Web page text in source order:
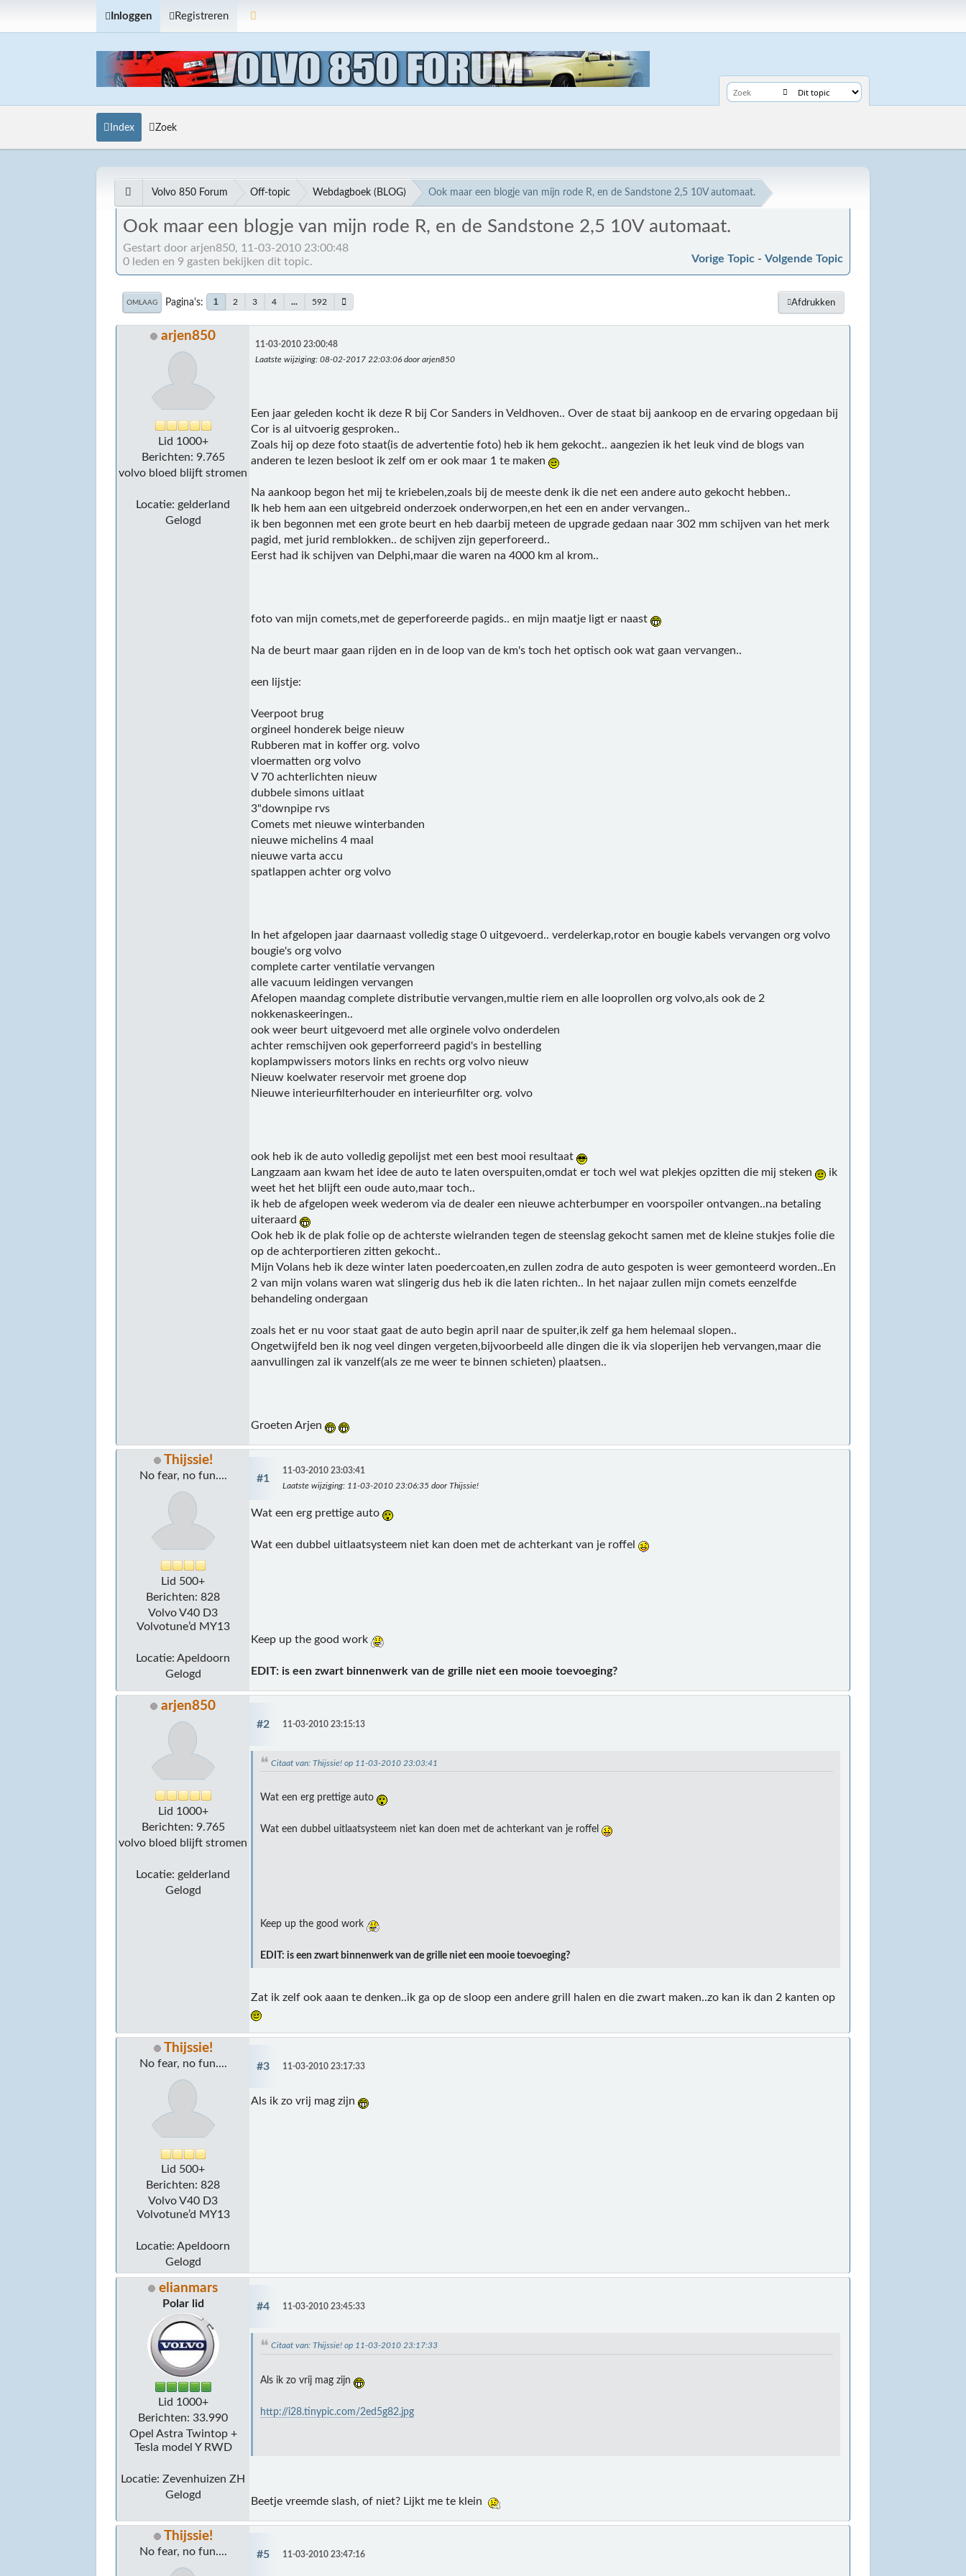
Inloggen Registreren
Index Zoek
Volvo 850 Forum Off-topic Webdagboek (BLOG) Ook maar een blogje van mijn rode R, en de Sandstone 2,5 10V automaat.
Ook maar een blogje van mijn rode R, en de Sandstone 2,5 10V automaat.
Gestart door arjen850, 11-03-2010 23:00:48
Vorige Topic- Volgende Topic
0 leden en 9 gasten bekijken dit topic.
Afdrukken
OMLAAG Pagina's 1 2 3 4 ... 592
arjen850
Lid 1000+
Berichten: 9.765
volvo bloed blijft stromen
Locatie: gelderland
Gelogd
11-03-2010 23:00:48
Laatste wijziging: 08-02-2017 22:03:06 door arjen850
Een jaar geleden kocht ik deze R bij Cor Sanders in Veldhoven.. Over de staat bij aankoop en de ervaring opgedaan bij
Cor is al uitvoerig gesproken..
Zoals hij op deze foto staat(is de advertentie foto) heb ik hem gekocht.. aangezien ik het leuk vind de blogs van
anderen te lezen besloot ik zelf om er ook maar 1 te maken
Na aankoop begon het mij te kriebelen,zoals bij de meeste denk ik die net een andere auto gekocht hebben..
Ik heb hem aan een uitgebreid onderzoek onderworpen,en het een en ander vervangen..
ik ben begonnen met een grote beurt en heb daarbij meteen de upgrade gedaan naar 302 mm schijven van het merk
pagid, met jurid remblokken.. de schijven zijn geperforeerd..
Eerst had ik schijven van Delphi,maar die waren na 4000 km al krom..
foto van mijn comets,met de geperforeerde pagids.. en mijn maatje ligt er naast
Na de beurt maar gaan rijden en in de loop van de km's toch het optisch ook wat gaan vervangen..
een lijstje:
Veerpoot brug
orgineel honderek beige nieuw
Rubberen mat in koffer org. volvo
vloermatten org volvo
V 70 achterlichten nieuw
dubbele simons uitlaat
3"downpipe rvs
Comets met nieuwe winterbanden
nieuwe michelins 4 maal
nieuwe varta accu
spatlappen achter org volvo
In het afgelopen jaar daarnaast volledig stage 0 uitgevoerd.. verdelerkap,rotor en bougie kabels vervangen org volvo
bougie's org volvo
complete carter ventilatie vervangen
alle vacuum leidingen vervangen
Afelopen maandag complete distributie vervangen,multie riem en alle looprollen org volvo,als ook de 2
nokkenaskeeringen..
ook weer beurt uitgevoerd met alle orginele volvo onderdelen
achter remschijven ook geperforreerd pagid's in bestelling
koplampwissers motors links en rechts org volvo nieuw
Nieuw koelwater reservoir met groene dop
Nieuwe interieurfilterhouder en interieurfilter org. volvo
ook heb ik de auto volledig gepolijst met een best mooi resultaat
Langzaam aan kwam het idee de auto te laten overspuiten,omdat er toch wel wat plekjes opzitten die mij steken
ik
weet het het blijft een oude auto,maar toch..
ik heb de afgelopen week wederom via de dealer een nieuwe achterbumper en voorspoiler ontvangen..na betaling
uiteraard
Ook heb ik de plak folie op de achterste wielranden tegen de steenslag gekocht samen met de kleine stukjes folie die
op de achterportieren zitten gekocht..
Mijn Volans heb ik deze winter laten poedercoaten,en zullen zodra de auto gespoten is weer gemonteerd worden..En
2 van mijn volans waren wat slingerig dus heb ik die laten richten.. In het najaar zullen mijn comets eenzelfde
behandeling ondergaan
zoals het er nu voor staat gaat de auto begin april naar de spuiter,ik zelf ga hem helemaal slopen..
Ongetwijfeld ben ik nog veel dingen vergeten,bijvoorbeeld alle dingen die ik via sloperijen heb vervangen,maar die
aanvullingen zal ik vanzelf(als ze me weer te binnen schieten) plaatsen..
Groeten Arjen
Thijssie!
No fear, no fun....
Lid 500+
Berichten: 828
Volvo V40 D3
Volvotune’d MY13
Locatie: Apeldoorn
Gelogd
#1
11-03-2010 23:03:41
Laatste wijziging: 11-03-2010 23:06:35 door Thijssie!
Wat een erg prettige auto
Wat een dubbel uitlaatsysteem niet kan doen met de achterkant van je roffel
Keep up the good work
EDIT: is een zwart binnenwerk van de grille niet een mooie toevoeging?
arjen850
Lid 1000+
Berichten: 9.765
volvo bloed blijft stromen
Locatie: gelderland
Gelogd
#2 11-03-2010 23:15:13
Citaat van: Thijssie! op 11-03-2010 23:03:41
Wat een erg prettige auto
Wat een dubbel uitlaatsysteem niet kan doen met de achterkant van je roffel
Keep up the good work
EDIT: is een zwart binnenwerk van de grille niet een mooie toevoeging?
Zat ik zelf ook aaan te denken..ik ga op de sloop een andere grill halen en die zwart maken..zo kan ik dan 2 kanten op
Thijssie!
No fear, no fun....
Lid 500+
Berichten: 828
Volvo V40 D3
Volvotune’d MY13
Locatie: Apeldoorn
Gelogd
#3 11-03-2010 23:17:33
Als ik zo vrij mag zijn
elianmars
Polar lid
Lid 1000+
Berichten: 33.990
Opel Astra Twintop +
Tesla model Y RWD
Locatie: Zevenhuizen ZH
Gelogd
#4 11-03-2010 23:45:33
Citaat van: Thijssie! op 11-03-2010 23:17:33
Als ik zo vrij mag zijn
http://i28.tinypic.com/2ed5g82.jpg
Beetje vreemde slash, of niet? Lijkt me te klein
Thijssie!
No fear, no fun.... #5 11-03-2010 23:47:16